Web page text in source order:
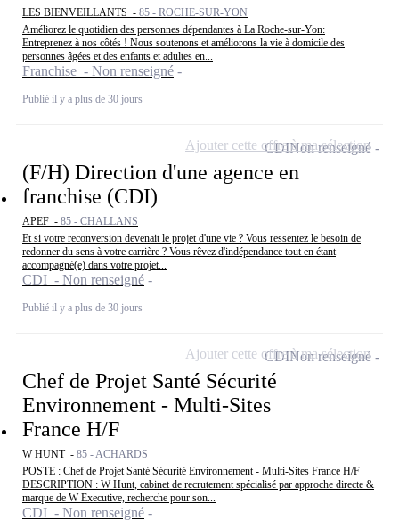
LES BIENVEILLANTS - 85 - ROCHE-SUR-YON
Améliorez le quotidien des personnes dépendantes à La Roche-sur-Yon:
Entreprenez à nos côtés ! Nous soutenons et améliorons la vie à domicile des
personnes âgées et des enfants et adultes en...
Franchise - Non renseigné
Publié il y a plus de 30 jours
(F/H) Direction d'une agence en
franchise (CDI)
APEF - 85 - CHALLANS
Et si votre reconversion devenait le projet d'une vie ? Vous ressentez le besoin de
redonner du sens à votre carrière ? Vous rêvez d'indépendance tout en étant
accompagné(e) dans votre projet...
CDI - Non renseigné
Publié il y a plus de 30 jours
CDINon renseigné
Ajouter cette offre à ma sélection
Chef de Projet Santé Sécurité
Environnement - Multi-Sites
France H/F
W HUNT - 85 - ACHARDS
POSTE : Chef de Projet Santé Sécurité Environnement - Multi-Sites France H/F
DESCRIPTION : W Hunt, cabinet de recrutement spécialisé par approche directe &
marque de W Executive, recherche pour son...
CDI - Non renseigné
CDINon renseigné
Ajouter cette offre à ma sélection